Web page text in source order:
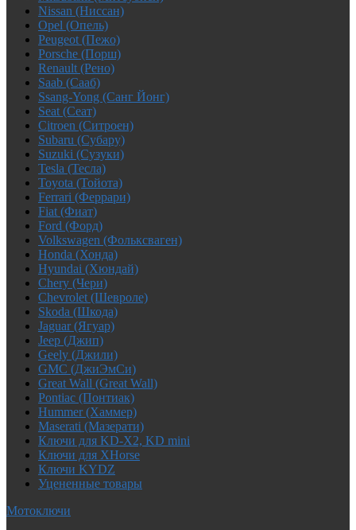
Nissan (Ниссан)
Opel (Опель)
Peugeot (Пежо)
Porsche (Порш)
Renault (Рено)
Saab (Сааб)
Ssang-Yong (Санг Йонг)
Seat (Сеат)
Citroen (Ситроен)
Subaru (Субару)
Suzuki (Сузуки)
Tesla (Тесла)
Toyota (Тойота)
Ferrari (Феррари)
Fiat (Фиат)
Ford (Форд)
Volkswagen (Фольксваген)
Honda (Хонда)
Hyundai (Хюндай)
Chery (Чери)
Chevrolet (Шевроле)
Skoda (Шкода)
Jaguar (Ягуар)
Jeep (Джип)
Geely (Джили)
GMC (ДжиЭмСи)
Great Wall (Great Wall)
Pontiac (Понтиак)
Hummer (Хаммер)
Maserati (Мазерати)
Ключи для KD-X2, KD mini
Ключи для XHorse
Ключи KYDZ
Уцененные товары
Мотоключи